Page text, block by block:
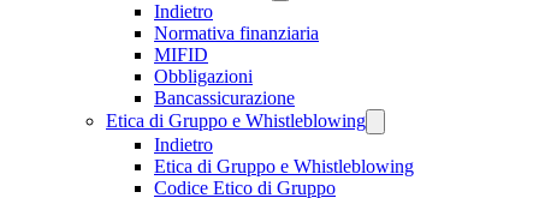
Indietro
Normativa finanziaria
MIFID
Obbligazioni
Bancassicurazione
Etica di Gruppo e Whistleblowing
Indietro
Etica di Gruppo e Whistleblowing
Codice Etico di Gruppo